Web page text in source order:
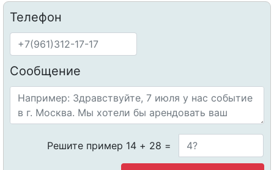
Телефон
Сообщение
Решите пример 14 + 28 =